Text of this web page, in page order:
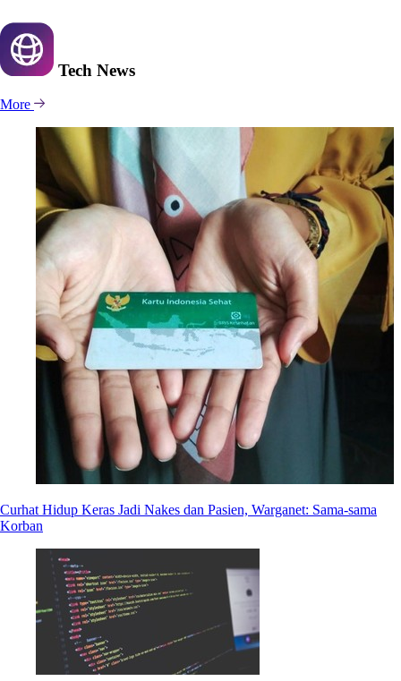
Tech News
More
Curhat Hidup Keras Jadi Nakes dan Pasien, Warganet: Sama-sama
Korban